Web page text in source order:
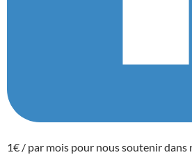
1€ / par mois pour nous soutenir dans